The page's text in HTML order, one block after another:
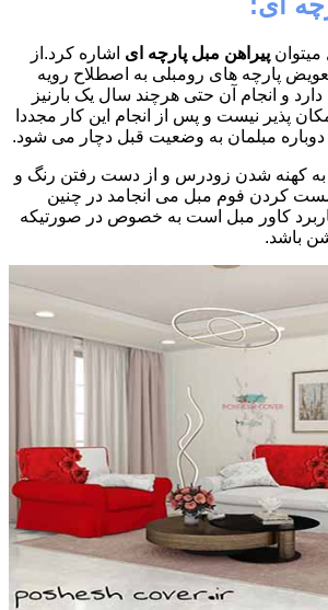
میتوان پیراهن مبل پارچه ای اشاره کرد.از
پارچه های رومبلی به اصطلاح رویه
دارد و انجام آن حتی هرچند سال یک بارنیز
پذیر نیست و پس از انجام این کار مجددا
مبلمان به وضعیت قبل دچار می شود.
به کهنه شدن زودرس و از دست رفتن رنگ و
کردن فوم مبل می انجامد در چنین
کاور مبل است به خصوص در صورتیکه
باشد.